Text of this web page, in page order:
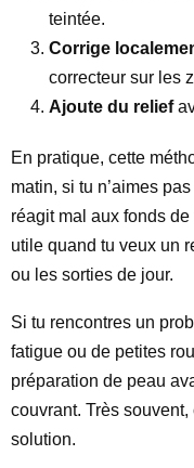
teintée.
Corrige
correcteur sur les
Ajoute du relief
En pratique, cette
matin, si tu n’aimes
réagit mal aux fonds
utile quand tu veux un
ou les sorties de jour.
Si tu rencontres un
fatigue ou de petites
préparation de peau
couvrant. Très
solution.